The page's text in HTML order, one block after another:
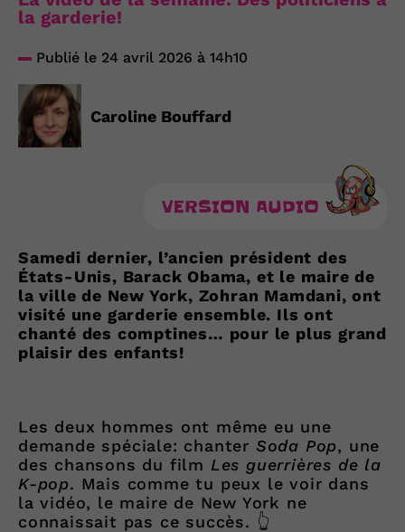
la garderie!
Publié le 24 avril 2026 à 14h10
Caroline Bouffard
VERSION AUDIO
Samedi dernier, l’ancien président des
États-Unis, Barack Obama, et le maire de
la ville de New York, Zohran Mamdani, ont
visité une garderie ensemble. Ils ont
chanté des comptines… pour le plus grand
plaisir des enfants!
Les deux hommes ont même eu une
demande spéciale: chanter Soda Pop, une
des chansons du film Les guerrières de la
K-pop. Mais comme tu peux le voir dans
la vidéo, le maire de New York ne
connaissait pas ce succès. 👆